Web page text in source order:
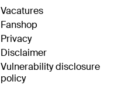
Vacatures
Fanshop
Privacy
Disclaimer
Vulnerability disclosure
policy